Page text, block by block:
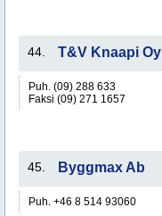
44. T&V Knaapi Oy
Puh. (09) 288 633
Faksi (09) 271 1657
45. Byggmax Ab
Puh. +46 8 514 93060